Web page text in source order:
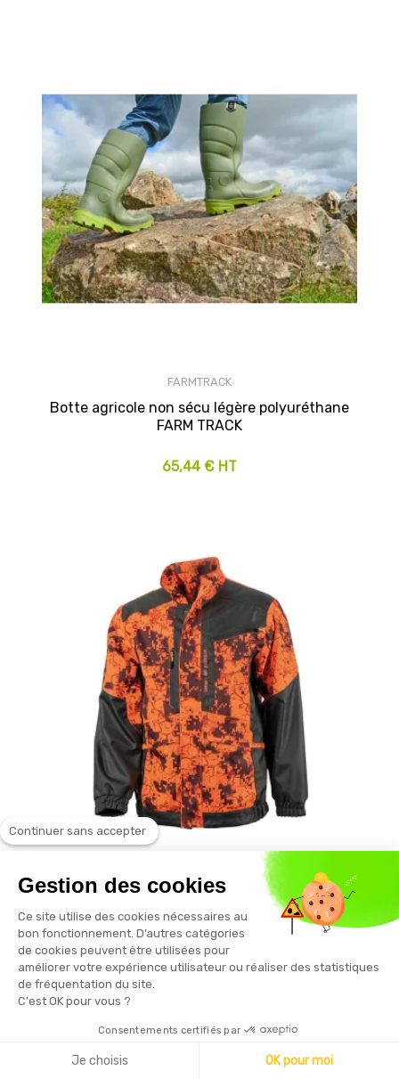
FARMTRACK
Botte agricole non sécu légère polyuréthane
FARM TRACK
65,44 € HT
SOMLYS
Veste chasse fluo anti ronce SPIRIT DIGITAL
orange
126,79 € HT
Continuer sans accepter
Gestion des cookies
Ce site utilise des cookies nécessaires au
bon fonctionnement. D’autres catégories
de cookies peuvent être utilisées pour
améliorer votre expérience utilisateur ou réaliser des statistiques
de fréquentation du site.
C'est OK pour vous ?
Consentements certifiés par
Je choisis OK pour moi